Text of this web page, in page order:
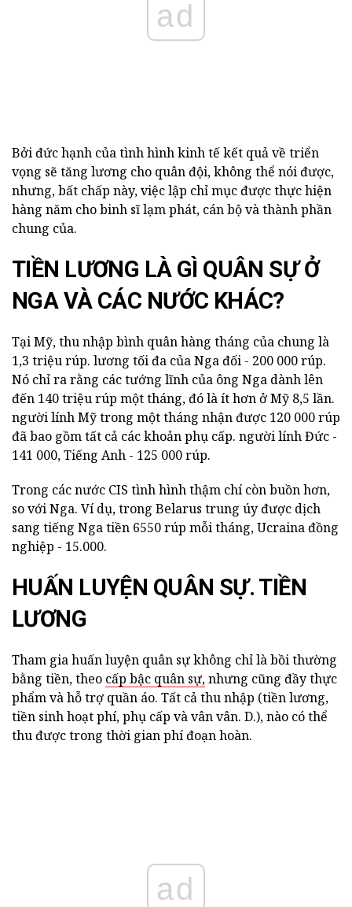
ad
Bởi đức hạnh của tình hình kinh tế kết quả về triển
vọng sẽ tăng lương cho quân đội, không thể nói được,
nhưng, bất chấp này, việc lập chỉ mục được thực hiện
hàng năm cho binh sĩ lạm phát, cán bộ và thành phần
chung của.
TIỀN LƯƠNG LÀ GÌ QUÂN SỰ Ở
NGA VÀ CÁC NƯỚC KHÁC?
Tại Mỹ, thu nhập bình quân hàng tháng của chung là
1,3 triệu rúp. lương tối đa của Nga đối - 200 000 rúp.
Nó chỉ ra rằng các tướng lĩnh của ông Nga dành lên
đến 140 triệu rúp một tháng, đó là ít hơn ở Mỹ 8,5 lần.
người lính Mỹ trong một tháng nhận được 120 000 rúp
đã bao gồm tất cả các khoản phụ cấp. người lính Đức -
141 000, Tiếng Anh - 125 000 rúp.
Trong các nước CIS tình hình thậm chí còn buồn hơn,
so với Nga. Ví dụ, trong Belarus trung úy được dịch
sang tiếng Nga tiền 6550 rúp mỗi tháng, Ucraina đồng
nghiệp - 15.000.
HUẤN LUYỆN QUÂN SỰ. TIỀN
LƯƠNG
Tham gia huấn luyện quân sự không chỉ là bồi thường
bằng tiền, theo cấp bậc quân sự,nhưng cũng đầy thực
phẩm và hỗ trợ quần áo. Tất cả thu nhập (tiền lương,
tiền sinh hoạt phí, phụ cấp và vân vân. D.), nào có thể
thu được trong thời gian phí đoạn hoàn.
ad